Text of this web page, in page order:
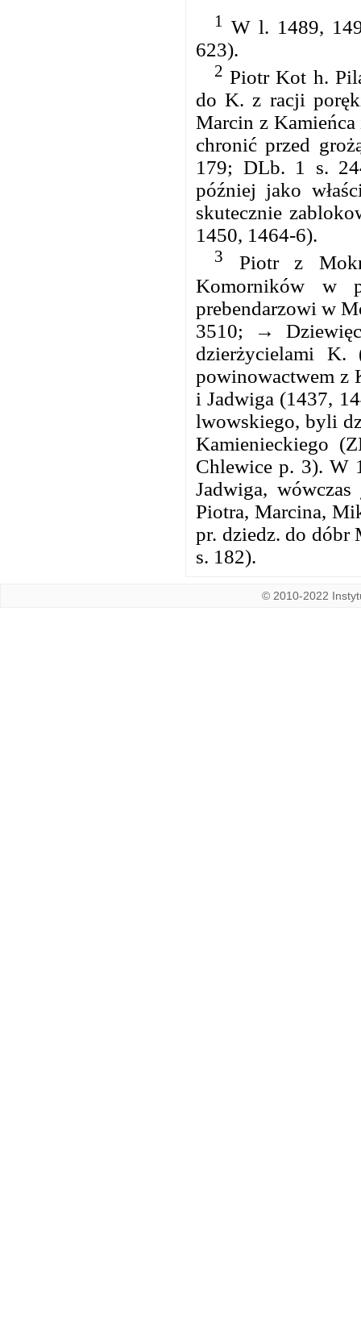
1
W l. 1489,
623).
2 Piotr Kot h.
do K. z racji
Marcin z
chronić przed
179; DLb. 1 s.
później jako
skutecznie
1450, 1464-6).
3
Piotr z
Komorników w
prebendarzowi w
3510; →
dzierżycielami K.
powinowactwem z
i Jadwiga (1437,
lwowskiego, byli
Kamienieckiego
Chlewice p. 3). W
Jadwiga,
Piotra, Marcina,
pr. dziedz. do dóbr
s. 182).
© 2010-2022